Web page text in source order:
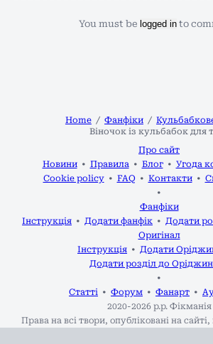
You must be logged into
Home Фанфіки
Віночок із кульбабок для
Про сайт
Новини
Правила Блог
Угода
Cookie policy
FAQ Контакти
Фанфіки
Інструкція
Додати фанфік Додати
Оригінал
Інструкція
Додати
Додати розділ до
Статті Форум Фанарт
2020-2026 р.р. Фікманія
Права на всі твори, опубліковані на